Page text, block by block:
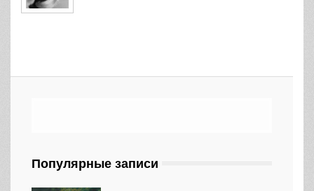
Популярные записи